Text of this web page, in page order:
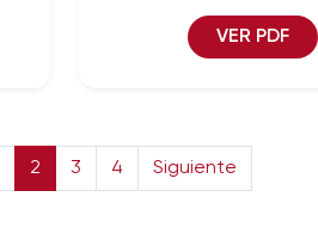
VER PDF
2 3 4 Siguiente